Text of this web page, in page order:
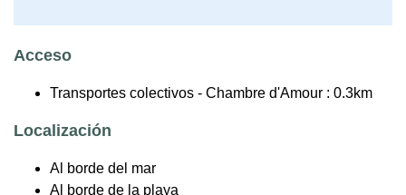
Acceso
Transportes colectivos - Chambre d'Amour : 0.3km
Localización
Al borde del mar
Al borde de la playa